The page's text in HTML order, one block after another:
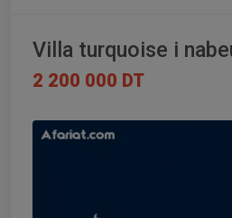
Villa turquoise i
2 200 000 DT